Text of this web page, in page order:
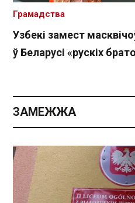
Узбекі замест
ў Беларусі «рускіх
Грамадства
ЗАМЕЖЖА